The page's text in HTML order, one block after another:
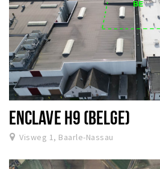
ENCLAVE H9 (BELGE)
Visweg 1, Baarle-Nassau